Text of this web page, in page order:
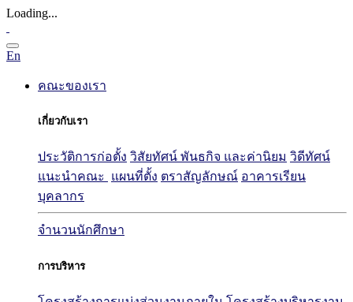
Loading...
En
คณะของเรา
เกี่ยวกับเรา
ประวัติการก่อตั้ง วิสัยทัศน์ พันธกิจ และค่านิยม วิดีทัศน์
แนะนำคณะ
แผนที่ตั้ง ตราสัญลักษณ์ อาคารเรียน
บุคลากร
จำนวนนักศึกษา
การบริหาร